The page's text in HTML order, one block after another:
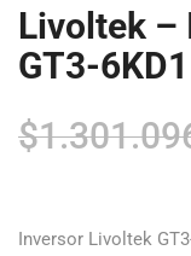
Livoltek –
GT3-6KD1
$
Inversor Livoltek